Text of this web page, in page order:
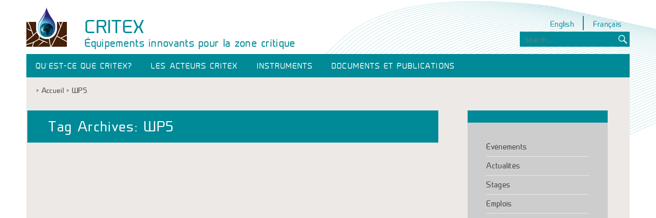
CRITEX
Équipements innovants pour la zone critique
English Français
QU’EST-CE QUE CRITEX? LES ACTEURS CRITEX INSTRUMENTS DOCUMENTS ET PUBLICATIONS
> Accueil > WP5
Tag Archives: WP5
Événements
Actualités
Stages
Emplois